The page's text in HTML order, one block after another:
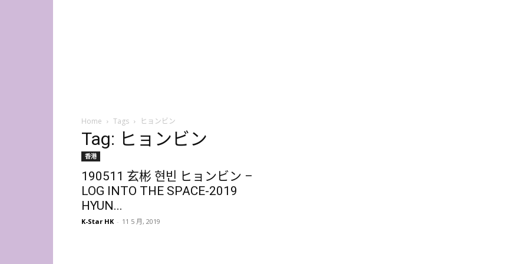
Home Tags ヒョンビン
Tag: ヒョンビン
香港
190511 玄彬 현빈 ヒョンビン –
LOG INTO THE SPACE-2019
HYUN...
K-Star HK - 11 5 月, 2019